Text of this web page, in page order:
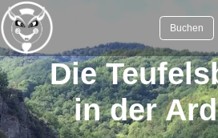
Buchen
Die
in der